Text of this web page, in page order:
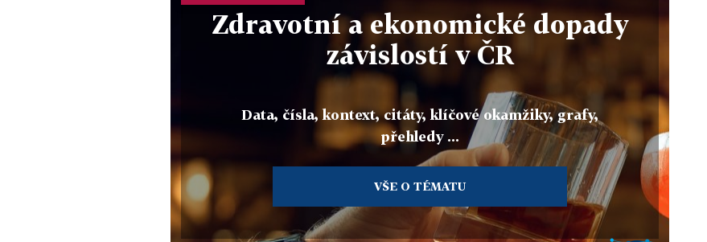
Zdravotní a ekonomické dopady
závislostí v ČR
Data, čísla, kontext, citáty, klíčové okamžiky, grafy,
přehledy ...
VŠE O TÉMATU